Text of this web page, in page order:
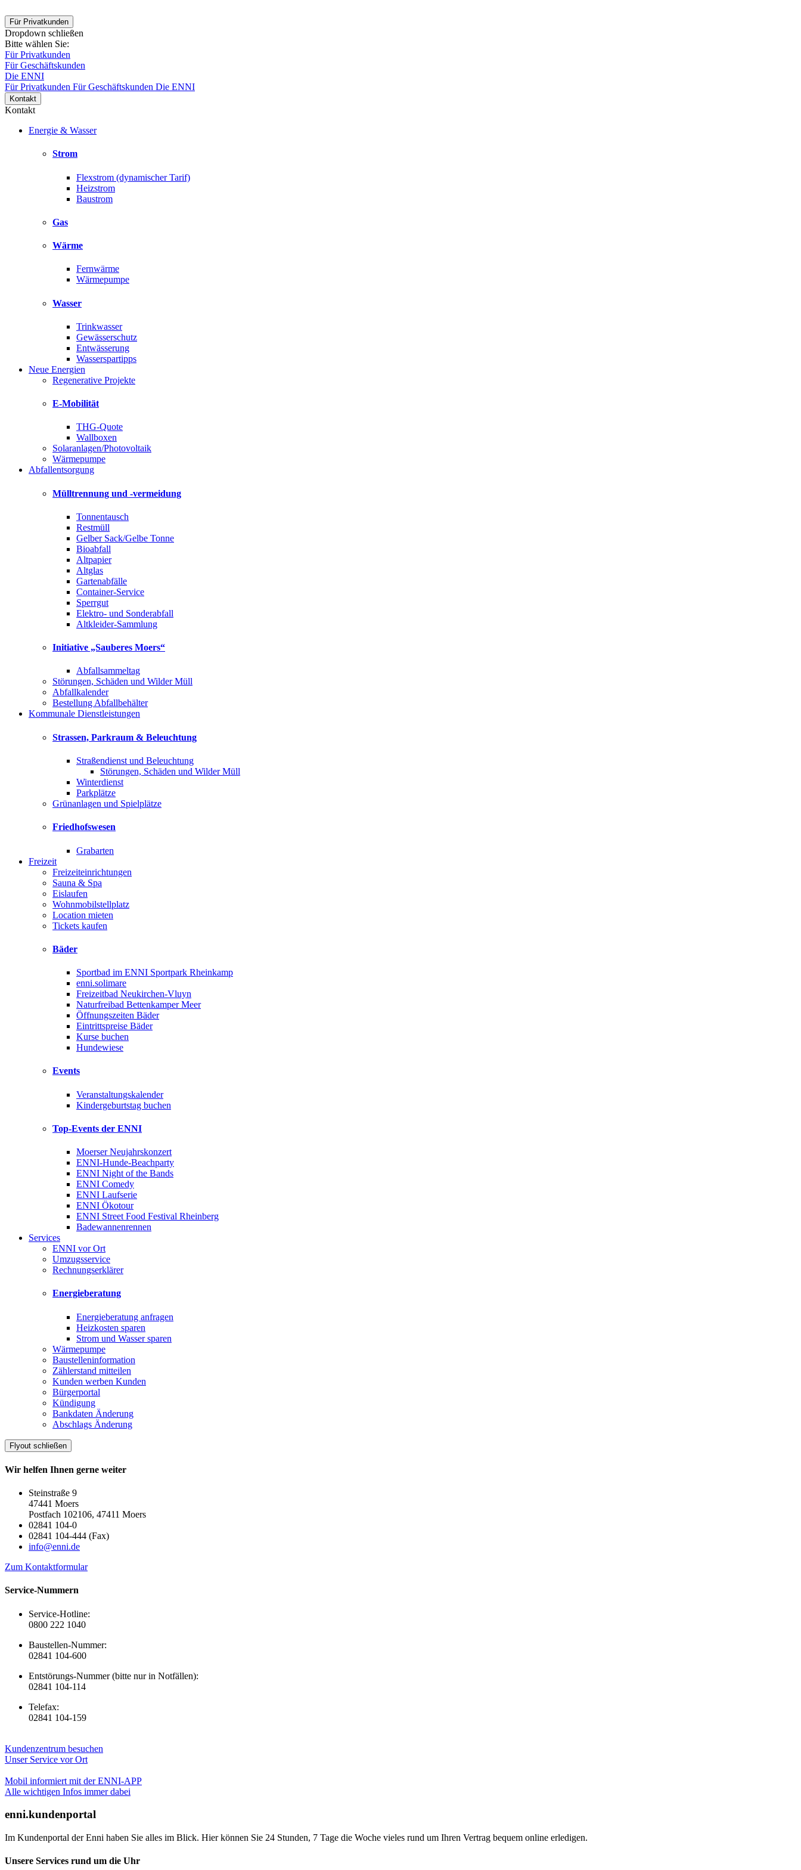
Für Privatkunden
Dropdown schließen
Bitte wählen Sie:
Für Privatkunden
Für Geschäftskunden
Die ENNI
Für Privatkunden Für Geschäftskunden Die ENNI
Kontakt
Kontakt
Energie & Wasser
Strom
Flexstrom (dynamischer Tarif)
Heizstrom
Baustrom
Gas
Wärme
Fernwärme
Wärmepumpe
Wasser
Trinkwasser
Gewässerschutz
Entwässerung
Wasserspartipps
Neue Energien
Regenerative Projekte
E-Mobilität
THG-Quote
Wallboxen
Solaranlagen/Photovoltaik
Wärmepumpe
Abfallentsorgung
Mülltrennung und -vermeidung
Tonnentausch
Restmüll
Gelber Sack/Gelbe Tonne
Bioabfall
Altpapier
Altglas
Gartenabfälle
Container-Service
Sperrgut
Elektro- und Sonderabfall
Altkleider-Sammlung
Initiative „Sauberes Moers“
Abfallsammeltag
Störungen, Schäden und Wilder Müll
Abfallkalender
Bestellung Abfallbehälter
Kommunale Dienstleistungen
Strassen, Parkraum & Beleuchtung
Straßendienst und Beleuchtung
Störungen, Schäden und Wilder Müll
Winterdienst
Parkplätze
Grünanlagen und Spielplätze
Friedhofswesen
Grabarten
Freizeit
Freizeiteinrichtungen
Sauna & Spa
Eislaufen
Wohnmobilstellplatz
Location mieten
Tickets kaufen
Bäder
Sportbad im ENNI Sportpark Rheinkamp
enni.solimare
Freizeitbad Neukirchen-Vluyn
Naturfreibad Bettenkamper Meer
Öffnungszeiten Bäder
Eintrittspreise Bäder
Kurse buchen
Hundewiese
Events
Veranstaltungskalender
Kindergeburtstag buchen
Top-Events der ENNI
Moerser Neujahrskonzert
ENNI-Hunde-Beachparty
ENNI Night of the Bands
ENNI Comedy
ENNI Laufserie
ENNI Ökotour
ENNI Street Food Festival Rheinberg
Badewannenrennen
Services
ENNI vor Ort
Umzugsservice
Rechnungserklärer
Energieberatung
Energieberatung anfragen
Heizkosten sparen
Strom und Wasser sparen
Wärmepumpe
Baustelleninformation
Zählerstand mitteilen
Kunden werben Kunden
Bürgerportal
Kündigung
Bankdaten Änderung
Abschlags Änderung
Flyout schließen
Wir helfen Ihnen gerne weiter
Steinstraße 9
47441 Moers
Postfach 102106, 47411 Moers
02841 104-0
02841 104-444 (Fax)
info@enni.de
Zum Kontaktformular
Service-Nummern
Service-Hotline:
0800 222 1040
Baustellen-Nummer:
02841 104-600
Entstörungs-Nummer (bitte nur in Notfällen):
02841 104-114
Telefax:
02841 104-159
Kundenzentrum besuchen
Unser Service vor Ort
Mobil informiert mit der ENNI-APP
Alle wichtigen Infos immer dabei
enni.kundenportal
Im Kundenportal der Enni haben Sie alles im Blick. Hier können Sie 24 Stunden, 7 Tage die Woche vieles rund um Ihren Vertrag bequem online erledigen.
Unsere Services rund um die Uhr